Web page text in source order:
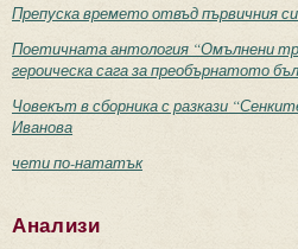
Препуска времето отвъд първичния си
Поетичната антология “Омълнени
героическа сага за преобърнатото
Човекът в сборника с разкази
Иванова
чети по-нататък
Анализи